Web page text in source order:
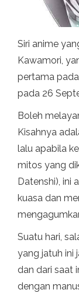
Siri anime
Kawamori,
pertama
pada 26
Boleh
Kisahnya
lalu apabila
mitos yang
Datenshi), ini
kuasa dan
Suatu hari,
yang jatuh ini
dan dari saat
dengan